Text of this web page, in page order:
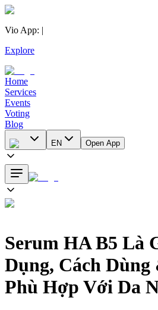
Vio App: |
Explore
Home
Services
Events
Voting
Blog
EN Open App
Serum HA B5 Là
Dụng, Cách
Phù Hợp Với Da